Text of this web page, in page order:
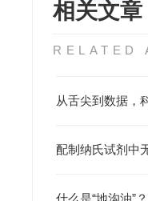
相关文章
RELATED